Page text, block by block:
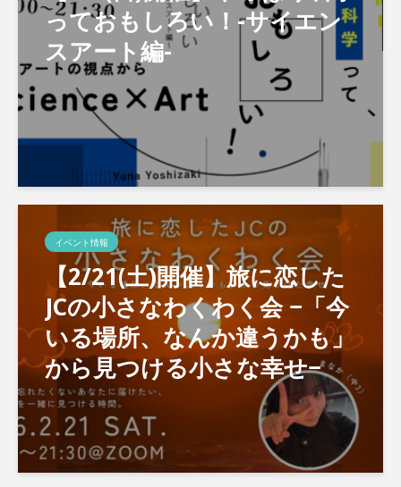
っておもしろい！-サイエン
スアート編-
イベント情報
【2/21(土)開催】旅に恋した
JCの小さなわくわく会 −「今
いる場所、なんか違うかも」
から見つける小さな幸せ−